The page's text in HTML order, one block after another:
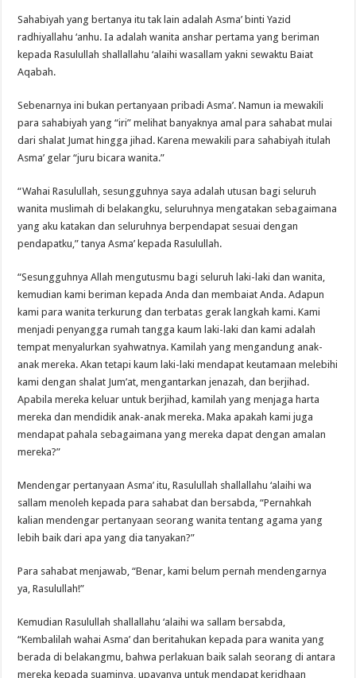
Sahabiyah yang bertanya itu tak lain adalah Asma’ binti Yazid
radhiyallahu ‘anhu. Ia adalah wanita anshar pertama yang beriman
kepada Rasulullah shallallahu ‘alaihi wasallam yakni sewaktu Baiat
Aqabah.
Sebenarnya ini bukan pertanyaan pribadi Asma’. Namun ia mewakili
para sahabiyah yang “iri” melihat banyaknya amal para sahabat mulai
dari shalat Jumat hingga jihad. Karena mewakili para sahabiyah itulah
Asma’ gelar “juru bicara wanita.”
“Wahai Rasulullah, sesungguhnya saya adalah utusan bagi seluruh
wanita muslimah di belakangku, seluruhnya mengatakan sebagaimana
yang aku katakan dan seluruhnya berpendapat sesuai dengan
pendapatku,” tanya Asma’ kepada Rasulullah.
“Sesungguhnya Allah mengutusmu bagi seluruh laki-laki dan wanita,
kemudian kami beriman kepada Anda dan membaiat Anda. Adapun
kami para wanita terkurung dan terbatas gerak langkah kami. Kami
menjadi penyangga rumah tangga kaum laki-laki dan kami adalah
tempat menyalurkan syahwatnya. Kamilah yang mengandung anak-
anak mereka. Akan tetapi kaum laki-laki mendapat keutamaan melebihi
kami dengan shalat Jum’at, mengantarkan jenazah, dan berjihad.
Apabila mereka keluar untuk berjihad, kamilah yang menjaga harta
mereka dan mendidik anak-anak mereka. Maka apakah kami juga
mendapat pahala sebagaimana yang mereka dapat dengan amalan
mereka?”
Mendengar pertanyaan Asma’ itu, Rasulullah shallallahu ‘alaihi wa
sallam menoleh kepada para sahabat dan bersabda, “Pernahkah
kalian mendengar pertanyaan seorang wanita tentang agama yang
lebih baik dari apa yang dia tanyakan?”
Para sahabat menjawab, “Benar, kami belum pernah mendengarnya
ya, Rasulullah!”
Kemudian Rasulullah shallallahu ‘alaihi wa sallam bersabda,
“Kembalilah wahai Asma’ dan beritahukan kepada para wanita yang
berada di belakangmu, bahwa perlakuan baik salah seorang di antara
mereka kepada suaminya, upayanya untuk mendapat keridhaan